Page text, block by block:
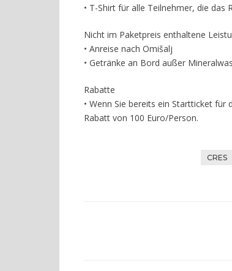
• T-Shirt für alle Teilnehmer, die das
Nicht im Paketpreis enthaltene
• Anreise nach Omišalj
• Getränke an Bord außer
Rabatte
• Wenn Sie bereits ein Startticket für
Rabatt von 100 Euro/Person.
CRES